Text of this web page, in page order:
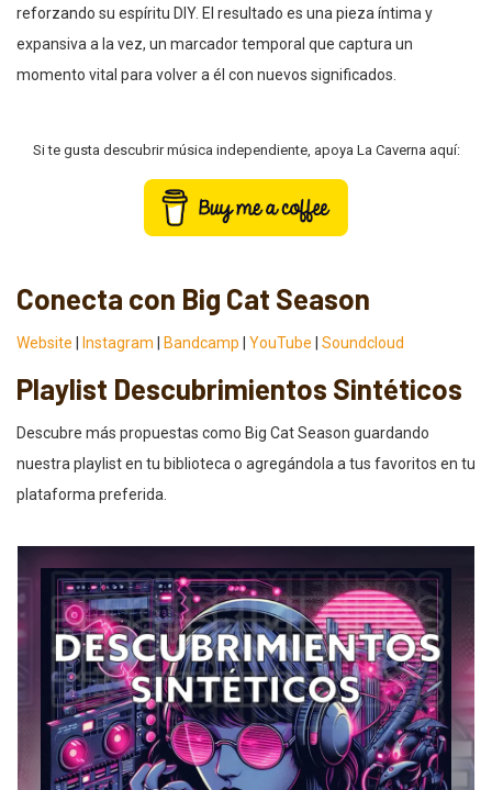
reforzando su espíritu DIY. El resultado es una pieza íntima y
expansiva a la vez, un marcador temporal que captura un
momento vital para volver a él con nuevos significados.
Si te gusta descubrir música independiente, apoya La Caverna aquí:
Conecta con Big Cat Season
Website Instagram Bandcamp YouTube Soundcloud
Playlist Descubrimientos Sintéticos
Descubre más propuestas como Big Cat Season guardando
nuestra playlist en tu biblioteca o agregándola a tus favoritos en tu
plataforma preferida.